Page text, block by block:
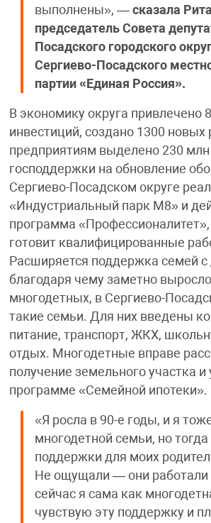
выполнены», — сказала
председатель Совета
Посадского городского
Сергиево-Посадского
партии «Единая Россия».
В экономику округа привлечено
инвестиций, создано 1300 новых
предприятиям выделено 230 млн
господдержки на обновление
Сергиево-Посадском округе
«Индустриальный парк М8» и
программа
готовит квалифицированные
Расширяется поддержка семей с
благодаря чему заметно
многодетных, в Сергиево-
такие семьи. Для них введены
питание, транспорт, ЖКХ,
отдых. Многодетные вправе
получение земельного участка и
программе «Семейной ипотеки».
«Я росла в 90-е годы, и я
многодетной семьи, но тогда
поддержки для моих
Не ощущали — они работали
сейчас я сама как
чувствую эту поддержку и